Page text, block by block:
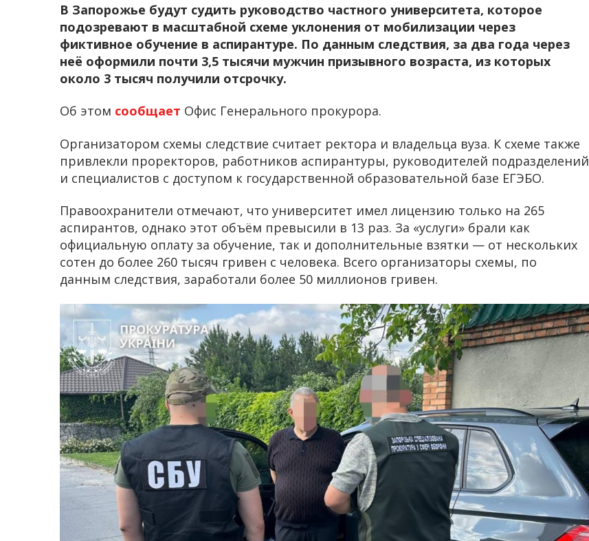
В Запорожье будут судить руководство частного университета, которое
подозревают в масштабной схеме уклонения от мобилизации через
фиктивное обучение в аспирантуре. По данным следствия, за два года через
неё оформили почти 3,5 тысячи мужчин призывного возраста, из которых
около 3 тысяч получили отсрочку.
Об этом сообщает Офис Генерального прокурора.
Организатором схемы следствие считает ректора и владельца вуза. К схеме также
привлекли проректоров, работников аспирантуры, руководителей подразделений
и специалистов с доступом к государственной образовательной базе ЕГЭБО.
Правоохранители отмечают, что университет имел лицензию только на 265
аспирантов, однако этот объём превысили в 13 раз. За «услуги» брали как
официальную оплату за обучение, так и дополнительные взятки — от нескольких
сотен до более 260 тысяч гривен с человека. Всего организаторы схемы, по
данным следствия, заработали более 50 миллионов гривен.